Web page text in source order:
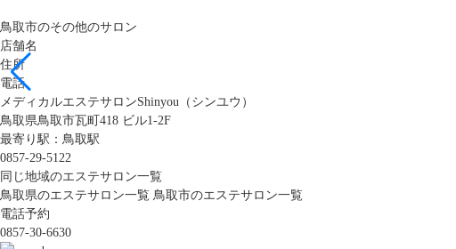
鳥取市のその他のサロン
店舗名
住所
電話
メディカルエステサロンShinyou（シンユウ）
鳥取県鳥取市瓦町418 ビル1-2F
最寄り駅：鳥取駅
0857-29-5122
同じ地域のエステサロン一覧
鳥取県のエステサロン一覧 鳥取市のエステサロン一覧
電話予約
0857-30-6630